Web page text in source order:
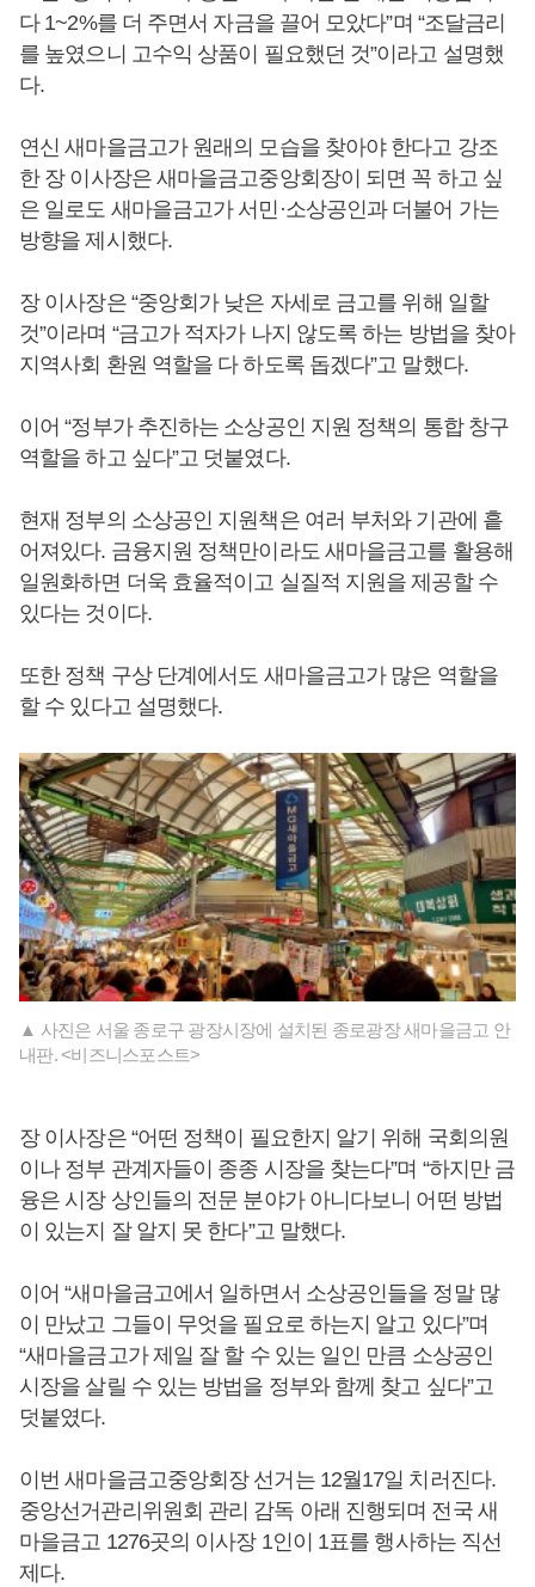
다 1~2%를 더 주면서 자금을 끌어 모았다”며 “조달금리
를 높였으니 고수익 상품이 필요했던 것”이라고 설명했
다.
연신 새마을금고가 원래의 모습을 찾아야 한다고 강조
한 장 이사장은 새마을금고중앙회장이 되면 꼭 하고 싶
은 일로도 새마을금고가 서민·소상공인과 더불어 가는
방향을 제시했다.
장 이사장은 “중앙회가 낮은 자세로 금고를 위해 일할
것”이라며 “금고가 적자가 나지 않도록 하는 방법을 찾아
지역사회 환원 역할을 다 하도록 돕겠다”고 말했다.
이어 “정부가 추진하는 소상공인 지원 정책의 통합 창구
역할을 하고 싶다”고 덧붙였다.
현재 정부의 소상공인 지원책은 여러 부처와 기관에 흩
어져있다. 금융지원 정책만이라도 새마을금고를 활용해
일원화하면 더욱 효율적이고 실질적 지원을 제공할 수
있다는 것이다.
또한 정책 구상 단계에서도 새마을금고가 많은 역할을
할 수 있다고 설명했다.
▲ 사진은 서울 종로구 광장시장에 설치된 종로광장 새마을금고 안
내판. <비즈니스포스트>
장 이사장은 “어떤 정책이 필요한지 알기 위해 국회의원
이나 정부 관계자들이 종종 시장을 찾는다”며 “하지만 금
융은 시장 상인들의 전문 분야가 아니다보니 어떤 방법
이 있는지 잘 알지 못 한다”고 말했다.
이어 “새마을금고에서 일하면서 소상공인들을 정말 많
이 만났고 그들이 무엇을 필요로 하는지 알고 있다”며
“새마을금고가 제일 잘 할 수 있는 일인 만큼 소상공인
시장을 살릴 수 있는 방법을 정부와 함께 찾고 싶다”고
덧붙였다.
이번 새마을금고중앙회장 선거는 12월17일 치러진다.
중앙선거관리위원회 관리 감독 아래 진행되며 전국 새
마을금고 1276곳의 이사장 1인이 1표를 행사하는 직선
제다.